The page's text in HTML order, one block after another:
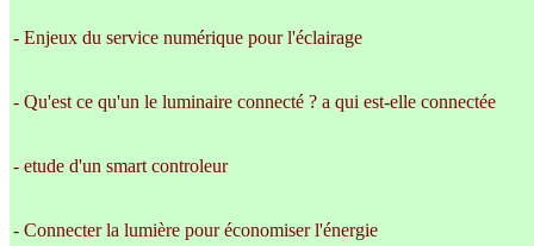
- Enjeux du service numérique pour l'éclairage
- Qu'est ce qu'un le luminaire connecté ? a qui est-elle connectée
- etude d'un smart controleur
- Connecter la lumière pour économiser l'énergie